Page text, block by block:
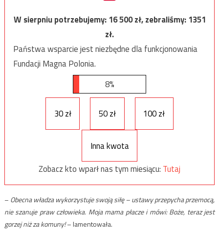
W sierpniu potrzebujemy:16 500zł, zebraliśmy:1351
zł.
Państwa wsparcie jest niezbędne dla funkcjonowania
Fundacji Magna Polonia.
8%
30 zł 50 zł 100 zł
Inna kwota
Zobacz kto wparł nas tym miesiącu: Tutaj
– Obecna władza wykorzystuje swoją siłę – ustawy przepycha przemocą,
nie szanuje praw człowieka. Moja mama płacze i mówi: Boże, teraz jest
gorzej niż za komuny!– lamentowała.